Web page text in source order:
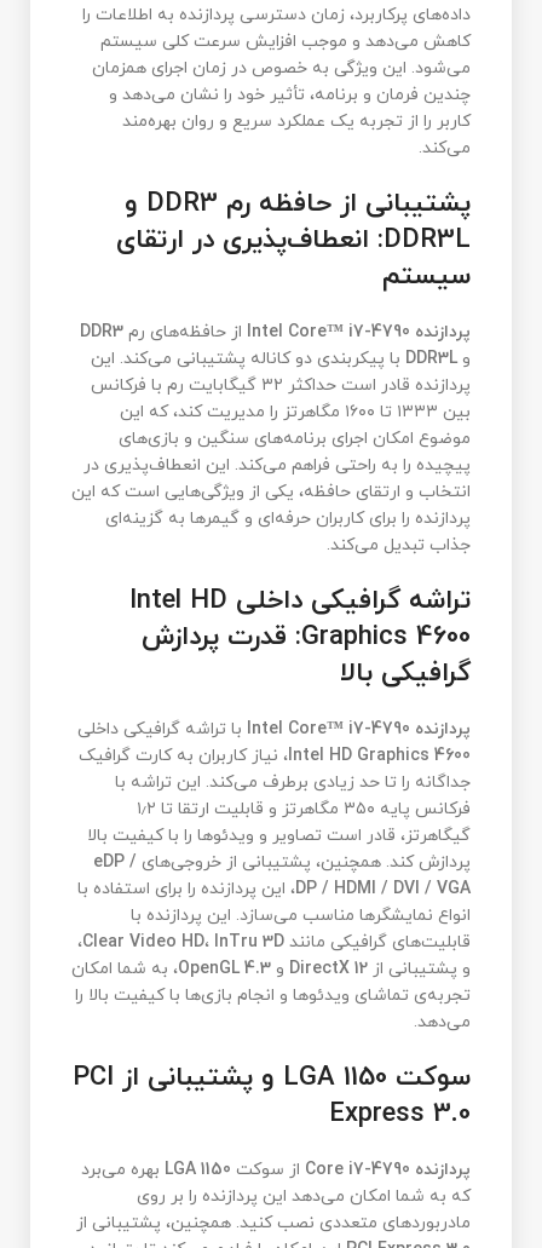
داده‌های پرکاربرد، زمان دسترسی پردازنده به اطلاعات را
کاهش می‌دهد و موجب افزایش سرعت کلی سیستم
می‌شود. این ویژگی به خصوص در زمان اجرای همزمان
چندین فرمان و برنامه، تأثیر خود را نشان می‌دهد و
کاربر را از تجربه یک عملکرد سریع و روان بهره‌مند
می‌کند.
پشتیبانی از حافظه رم DDR3 و
DDR3L: انعطاف‌پذیری در ارتقای
سیستم
پردازنده Intel Core™ i7-4790 از حافظه‌های رم DDR3
و DDR3L با پیکربندی دو کاناله پشتیبانی می‌کند. این
پردازنده قادر است حداکثر ۳۲ گیگابایت رم با فرکانس
بین ۱۳۳۳ تا ۱۶۰۰ مگاهرتز را مدیریت کند، که این
موضوع امکان اجرای برنامه‌های سنگین و بازی‌های
پیچیده را به راحتی فراهم می‌کند. این انعطاف‌پذیری در
انتخاب و ارتقای حافظه، یکی از ویژگی‌هایی است که این
پردازنده را برای کاربران حرفه‌ای و گیمرها به گزینه‌ای
جذاب تبدیل می‌کند.
تراشه گرافیکی داخلی Intel HD
Graphics 4600: قدرت پردازش
گرافیکی بالا
پردازنده Intel Core™ i7-4790
با تراشه گرافیکی داخلی
Intel HD Graphics 4600، نیاز کاربران به کارت گرافیک
جداگانه را تا حد زیادی برطرف می‌کند. این تراشه با
فرکانس پایه ۳۵۰ مگاهرتز و قابلیت ارتقا تا ۱٫۲
گیگاهرتز، قادر است تصاویر و ویدئوها را با کیفیت بالا
پردازش کند. همچنین، پشتیبانی از خروجی‌های eDP /
DP / HDMI / DVI / VGA، این پردازنده را برای استفاده با
انواع نمایشگرها مناسب می‌سازد. این پردازنده با
قابلیت‌های گرافیکی مانند
Clear Video HD، InTru 3D
،
و پشتیبانی از DirectX 12 و OpenGL 4.3، به شما امکان
تجربه‌ی تماشای ویدئوها و انجام بازی‌ها با کیفیت بالا را
می‌دهد.
سوکت LGA 1150 و پشتیبانی از PCI
Express 3.0
پردازنده Core i7-4790 از سوکت LGA 1150 بهره می‌برد
که به شما امکان می‌دهد این پردازنده را بر روی
مادربوردهای متعددی نصب کنید. همچنین، پشتیبانی از